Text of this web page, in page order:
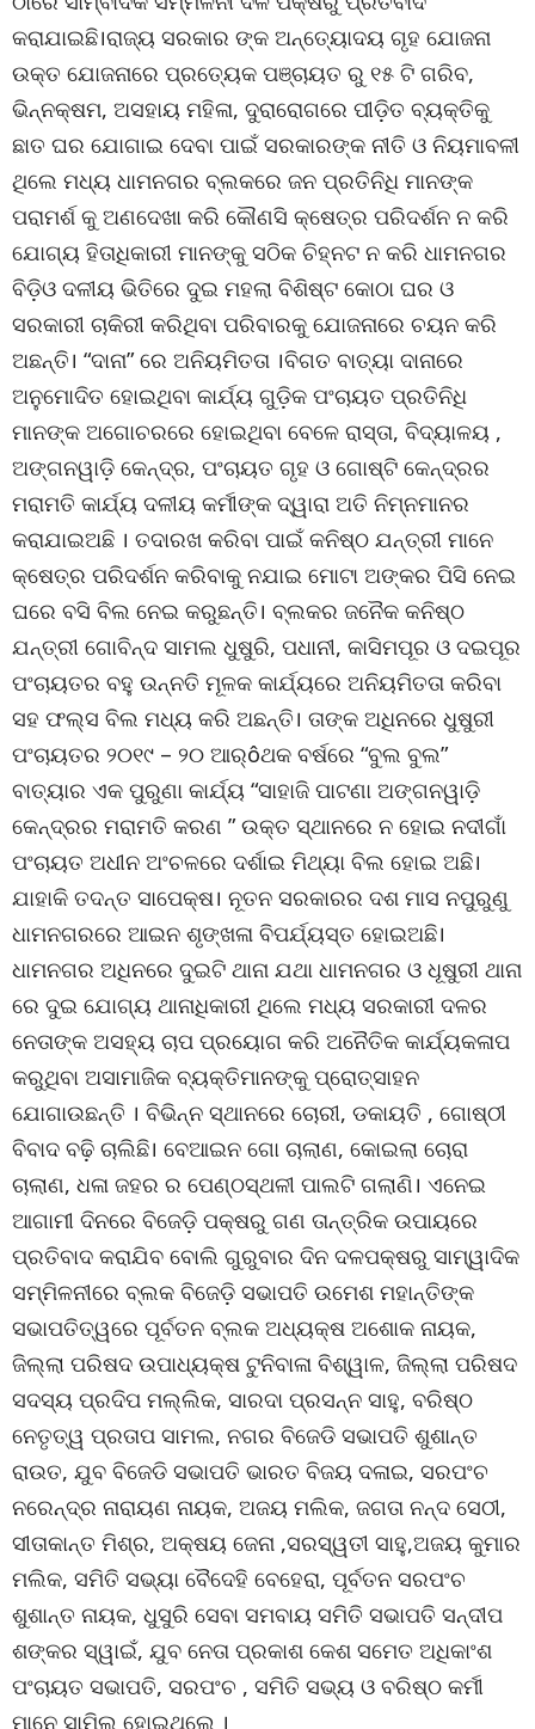
କରାଯାଇଛି।ରାଜ୍ୟ ସରକାର ଙ୍କ ଅନ୍ତ୍ୟୋଦୟ ଗୃହ ଯୋଜନା
ଉକ୍ତ ଯୋଜନାରେ ପ୍ରତ୍ୟେକ ପଞ୍ଚାୟତ ରୁ ୧୫ ଟି ଗରିବ,
ଭିନ୍ନକ୍ଷମ, ଅସହାୟ ମହିଳା, ଦୁରାରୋଗରେ ପୀଡ଼ିତ ବ୍ୟକ୍ତିକୁ
ଛାତ ଘର ଯୋଗାଇ ଦେବା ପାଇଁ ସରକାରଙ୍କ ନୀତି ଓ ନିୟମାବଳୀ
ଥିଲେ ମଧ୍ୟ ଧାମନଗର ବ୍ଲକରେ ଜନ ପ୍ରତିନିଧି ମାନଙ୍କ
ପରାମର୍ଶ କୁ ଅଣଦେଖା କରି କୌଣସି କ୍ଷେତ୍ର ପରିଦର୍ଶନ ନ କରି
ଯୋଗ୍ୟ ହିତାଧିକାରୀ ମାନଙ୍କୁ ସଠିକ ଚିହ୍ନଟ ନ କରି ଧାମନଗର
ବିଡ଼ିଓ ଦଳୀୟ ଭିତିରେ ଦୁଇ ମହଲା ବିଶିଷ୍ଟ କୋଠା ଘର ଓ
ସରକାରୀ ଚାକିରୀ କରିଥିବା ପରିବାରକୁ ଯୋଜନାରେ ଚୟନ କରି
ଅଛନ୍ତି। “ଦାନା” ରେ ଅନିୟମିତତା ।ବିଗତ ବାତ୍ୟା ଦାନାରେ
ଅନୁମୋଦିତ ହୋଇଥିବା କାର୍ଯ୍ୟ ଗୁଡ଼ିକ ପଂଚାୟତ ପ୍ରତିନିଧି
ମାନଙ୍କ ଅଗୋଚରରେ ହୋଇଥିବା ବେଳେ ରାସ୍ତା, ବିଦ୍ୟାଳୟ ,
ଅଙ୍ଗନୱାଡ଼ି କେନ୍ଦ୍ର, ପଂଚାୟତ ଗୃହ ଓ ଗୋଷ୍ଟି କେନ୍ଦ୍ରର
ମରାମତି କାର୍ଯ୍ୟ ଦଳୀୟ କର୍ମୀଙ୍କ ଦ୍ୱାରା ଅତି ନିମ୍ନମାନର
କରାଯାଇଅଛି । ତଦାରଖ କରିବା ପାଇଁ କନିଷ୍ଠ ଯନ୍ତ୍ରୀ ମାନେ
କ୍ଷେତ୍ର ପରିଦର୍ଶନ କରିବାକୁ ନଯାଇ ମୋଟା ଅଙ୍କର ପିସି ନେଇ
ଘରେ ବସି ବିଲ ନେଇ କରୁଛନ୍ତି। ବ୍ଲକର ଜନୈକ କନିଷ୍ଠ
ଯନ୍ତ୍ରୀ ଗୋବିନ୍ଦ ସାମଲ ଧୁଷୁରି, ପଧାନୀ, କାସିମପୂର ଓ ଦଇପୂର
ପଂଚାୟତର ବହୁ ଉନ୍ନତି ମୂଳକ କାର୍ଯ୍ୟରେ ଅନିୟମିତତା କରିବା
ସହ ଫଲ୍ସ ବିଲ ମଧ୍ୟ କରି ଅଛନ୍ତି। ତାଙ୍କ ଅଧିନରେ ଧୁଷୁରୀ
ପଂଚାୟତର ୨୦୧୯ – ୨୦ ଆର୍ôଥକ ବର୍ଷରେ “ବୁଲ ବୁଲ”
ବାତ୍ୟାର ଏକ ପୁରୁଣା କାର୍ଯ୍ୟ “ସାହାଜି ପାଟଣା ଅଙ୍ଗନୱାଡ଼ି
କେନ୍ଦ୍ରର ମରାମତି କରଣ ” ଉକ୍ତ ସ୍ଥାନରେ ନ ହୋଇ ନଦୀଗାଁ
ପଂଚାୟତ ଅଧୀନ ଅଂଚଳରେ ଦର୍ଶାଇ ମିଥ୍ୟା ବିଲ ହୋଇ ଅଛି।
ଯାହାକି ତଦନ୍ତ ସାପେକ୍ଷ। ନୂତନ ସରକାରର ଦଶ ମାସ ନପୁରୁଣୁ
ଧାମନଗରରେ ଆଇନ ଶୃଙ୍ଖଳା ବିପର୍ଯ୍ୟସ୍ତ ହୋଇଅଛି।
ଧାମନଗର ଅଧିନରେ ଦୁଇଟି ଥାନା ଯଥା ଧାମନଗର ଓ ଧୂଷୁରୀ ଥାନା
ରେ ଦୁଇ ଯୋଗ୍ୟ ଥାନାଧିକାରୀ ଥିଲେ ମଧ୍ୟ ସରକାରୀ ଦଳର
ନେତାଙ୍କ ଅସହ୍ୟ ଚାପ ପ୍ରୟୋଗ କରି ଅନୈତିକ କାର୍ଯ୍ୟକଳାପ
କରୁଥିବା ଅସାମାଜିକ ବ୍ୟକ୍ତିମାନଙ୍କୁ ପ୍ରୋତ୍ସାହନ
ଯୋଗାଉଛନ୍ତି । ବିଭିନ୍ନ ସ୍ଥାନରେ ଚୋରୀ, ଡକାୟତି , ଗୋଷ୍ଠୀ
ବିବାଦ ବଢ଼ି ଚାଲିଛି। ବେଆଇନ ଗୋ ଚାଲାଣ, କୋଇଲା ଚୋରା
ଚାଲାଣ, ଧଳା ଜହର ର ପେଣ୍ଠସ୍ଥଳୀ ପାଲଟି ଗଲାଣି। ଏନେଇ
ଆଗାମୀ ଦିନରେ ବିଜେଡ଼ି ପକ୍ଷରୁ ଗଣ ତାନ୍ତ୍ରିକ ଉପାୟରେ
ପ୍ରତିବାଦ କରାଯିବ ବୋଲି ଗୁରୁବାର ଦିନ ଦଳପକ୍ଷରୁ ସାମ୍ୱାଦିକ
ସମ୍ମିଳନୀରେ ବ୍ଲକ ବିଜେଡ଼ି ସଭାପତି ଉମେଶ ମହାନ୍ତିଙ୍କ
ସଭାପତିତ୍ୱରେ ପୂର୍ବତନ ବ୍ଲକ ଅଧ୍ୟକ୍ଷ ଅଶୋକ ନାୟକ,
ଜିଲ୍ଲା ପରିଷଦ ଉପାଧ୍ୟକ୍ଷ ଟୁନିବାଳା ବିଶ୍ୱାଳ, ଜିଲ୍ଲା ପରିଷଦ
ସଦସ୍ୟ ପ୍ରଦିପ ମଲ୍ଲିକ, ସାରଦା ପ୍ରସନ୍ନ ସାହୁ, ବରିଷ୍ଠ
ନେତୃତ୍ୱ ପ୍ରତାପ ସାମଲ, ନଗର ବିଜେଡି ସଭାପତି ଶୁଶାନ୍ତ
ରାଉତ, ଯୁବ ବିଜେଡି ସଭାପତି ଭାରତ ବିଜୟ ଦଳାଇ, ସରପଂଚ
ନରେନ୍ଦ୍ର ନାରାୟଣ ନାୟକ, ଅଜୟ ମଲିକ, ଜଗତା ନନ୍ଦ ସେଠୀ,
ସୀତାକାନ୍ତ ମିଶ୍ର, ଅକ୍ଷୟ ଜେନା ,ସରସ୍ୱତୀ ସାହୁ,ଅଜୟ କୁମାର
ମଲିକ, ସମିତି ସଭ୍ୟା ବୈଦେହି ବେହେରା, ପୂର୍ବତନ ସରପଂଚ
ଶୁଶାନ୍ତ ନାୟକ, ଧୁସୁରି ସେବା ସମବାୟ ସମିତି ସଭାପତି ସନ୍ଦୀପ
ଶଙ୍କର ସ୍ୱାଇଁ, ଯୁବ ନେତା ପ୍ରକାଶ କେଶ ସମେତ ଅଧିକାଂଶ
ପଂଚାୟତ ସଭାପତି, ସରପଂଚ , ସମିତି ସଭ୍ୟ ଓ ବରିଷ୍ଠ କର୍ମୀ
ମାନେ ସାମିଲ ହୋଇଥିଲେ ।